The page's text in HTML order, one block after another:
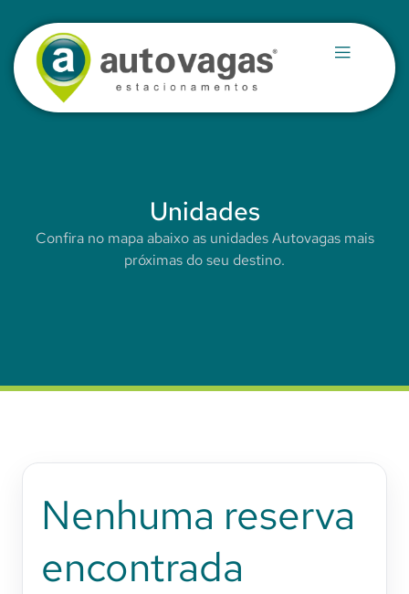
Unidades
Confira no mapa abaixo as unidades Autovagas mais
próximas do seu destino.
Nenhuma reserva
encontrada